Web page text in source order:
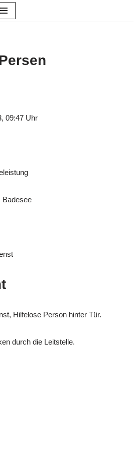
09:47 Uhr
Badesee
Hilfelose Person hinter Tür.
durch die Leitstelle.